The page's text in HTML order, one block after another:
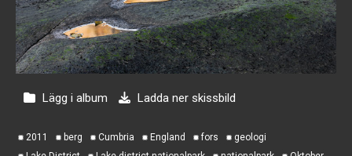
Lägg i album Ladda ner skissbild
2011 berg Cumbria England fors
geologi